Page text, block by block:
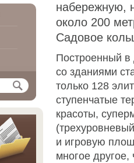
набережную,
около 200
Садовое
Построенный
со зданиями
только 128
ступенчатые
красоты,
и игровую
многое